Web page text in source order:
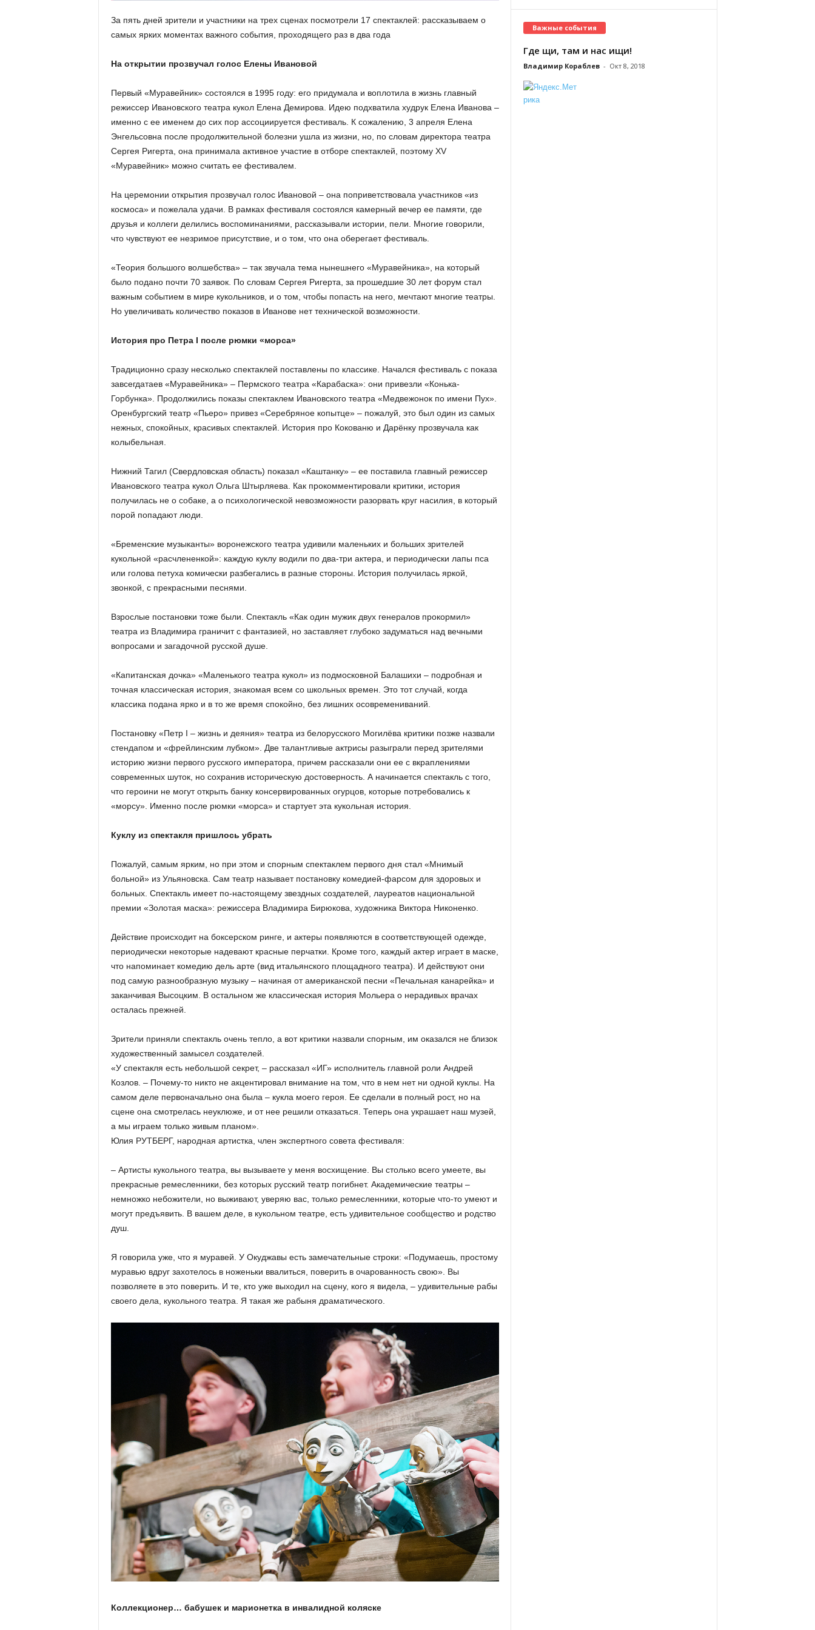
За пять дней зрители и участники на трех сценах посмотрели 17 спектаклей: рассказываем о
самых ярких моментах важного события, проходящего раз в два года
На открытии прозвучал голос Елены Ивановой
Первый «Муравейник» состоялся в 1995 году: его придумала и воплотила в жизнь главный
режиссер Ивановского театра кукол Елена Демирова. Идею подхватила худрук Елена Иванова –
именно с ее именем до сих пор ассоциируется фестиваль. К сожалению, 3 апреля Елена
Энгельсовна после продолжительной болезни ушла из жизни, но, по словам директора театра
Сергея Ригерта, она принимала активное участие в отборе спектаклей, поэтому XV
«Муравейник» можно считать ее фестивалем.
На церемонии открытия прозвучал голос Ивановой – она поприветствовала участников «из
космоса» и пожелала удачи. В рамках фестиваля состоялся камерный вечер ее памяти, где
друзья и коллеги делились воспоминаниями, рассказывали истории, пели. Многие говорили,
что чувствуют ее незримое присутствие, и о том, что она оберегает фестиваль.
«Теория большого волшебства» – так звучала тема нынешнего «Муравейника», на который
было подано почти 70 заявок. По словам Сергея Ригерта, за прошедшие 30 лет форум стал
важным событием в мире кукольников, и о том, чтобы попасть на него, мечтают многие театры.
Но увеличивать количество показов в Иванове нет технической возможности.
История про Петра I после рюмки «морса»
Традиционно сразу несколько спектаклей поставлены по классике. Начался фестиваль с показа
завсегдатаев «Муравейника» – Пермского театра «Карабаска»: они привезли «Конька-
Горбунка». Продолжились показы спектаклем Ивановского театра «Медвежонок по имени Пух».
Оренбургский театр «Пьеро» привез «Серебряное копытце» – пожалуй, это был один из самых
нежных, спокойных, красивых спектаклей. История про Кокованю и Дарёнку прозвучала как
колыбельная.
Нижний Тагил (Свердловская область) показал «Каштанку» – ее поставила главный режиссер
Ивановского театра кукол Ольга Штырляева. Как прокомментировали критики, история
получилась не о собаке, а о психологической невозможности разорвать круг насилия, в который
порой попадают люди.
«Бременские музыканты» воронежского театра удивили маленьких и больших зрителей
кукольной «расчлененкой»: каждую куклу водили по два-три актера, и периодически лапы пса
или голова петуха комически разбегались в разные стороны. История получилась яркой,
звонкой, с прекрасными песнями.
Взрослые постановки тоже были. Спектакль «Как один мужик двух генералов прокормил»
театра из Владимира граничит с фантазией, но заставляет глубоко задуматься над вечными
вопросами и загадочной русской душе.
«Капитанская дочка» «Маленького театра кукол» из подмосковной Балашихи – подробная и
точная классическая история, знакомая всем со школьных времен. Это тот случай, когда
классика подана ярко и в то же время спокойно, без лишних осовремениваний.
Постановку «Петр I – жизнь и деяния» театра из белорусского Могилёва критики позже назвали
стендапом и «фрейлинским лубком». Две талантливые актрисы разыграли перед зрителями
историю жизни первого русского императора, причем рассказали они ее с вкраплениями
современных шуток, но сохранив историческую достоверность. А начинается спектакль с того,
что героини не могут открыть банку консервированных огурцов, которые потребовались к
«морсу». Именно после рюмки «морса» и стартует эта кукольная история.
Куклу из спектакля пришлось убрать
Пожалуй, самым ярким, но при этом и спорным спектаклем первого дня стал «Мнимый
больной» из Ульяновска. Сам театр называет постановку комедией-фарсом для здоровых и
больных. Спектакль имеет по-настоящему звездных создателей, лауреатов национальной
премии «Золотая маска»: режиссера Владимира Бирюкова, художника Виктора Никоненко.
Действие происходит на боксерском ринге, и актеры появляются в соответствующей одежде,
периодически некоторые надевают красные перчатки. Кроме того, каждый актер играет в маске,
что напоминает комедию дель арте (вид итальянского площадного театра). И действуют они
под самую разнообразную музыку – начиная от американской песни «Печальная канарейка» и
заканчивая Высоцким. В остальном же классическая история Мольера о нерадивых врачах
осталась прежней.
Зрители приняли спектакль очень тепло, а вот критики назвали спорным, им оказался не близок
художественный замысел создателей.
«У спектакля есть небольшой секрет, – рассказал «ИГ» исполнитель главной роли Андрей
Козлов. – Почему-то никто не акцентировал внимание на том, что в нем нет ни одной куклы. На
самом деле первоначально она была – кукла моего героя. Ее сделали в полный рост, но на
сцене она смотрелась неуклюже, и от нее решили отказаться. Теперь она украшает наш музей,
а мы играем только живым планом».
Юлия РУТБЕРГ, народная артистка, член экспертного совета фестиваля:
– Артисты кукольного театра, вы вызываете у меня восхищение. Вы столько всего умеете, вы
прекрасные ремесленники, без которых русский театр погибнет. Академические театры –
немножко небожители, но выживают, уверяю вас, только ремесленники, которые что-то умеют и
могут предъявить. В вашем деле, в кукольном театре, есть удивительное сообщество и родство
душ.
Я говорила уже, что я муравей. У Окуджавы есть замечательные строки: «Подумаешь, простому
муравью вдруг захотелось в ноженьки ввалиться, поверить в очарованность свою». Вы
позволяете в это поверить. И те, кто уже выходил на сцену, кого я видела, – удивительные рабы
своего дела, кукольного театра. Я такая же рабыня драматического.
Коллекционер… бабушек и марионетка в инвалидной коляске
Важные события
Где щи, там и нас ищи!
Владимир Кораблев - Окт 8, 2018